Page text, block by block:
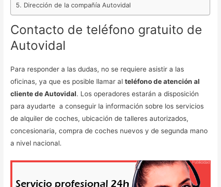
Dirección de la compañía Autovidal
Contacto de teléfono gratuito de
Autovidal
Para responder a las dudas, no se requiere asistir a las
oficinas, ya que es posible llamar alteléfono de atención al
cliente de Autovidal. Los operadores estarán a disposición
para ayudarte a conseguir la información sobre los servicios
de alquiler de coches, ubicación de talleres autorizados,
concesionaria, compra de coches nuevos y de segunda mano
a nivel nacional.